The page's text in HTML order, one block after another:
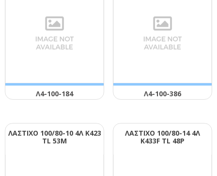
Λ4-100-184 Λ4-100-386
ΛΑΣΤΙΧΟ 100/80-10 4Λ Κ423
ΤL 53Μ
ΛΑΣΤΙΧΟ 100/80-14 4Λ
Κ433F ΤL 48Ρ